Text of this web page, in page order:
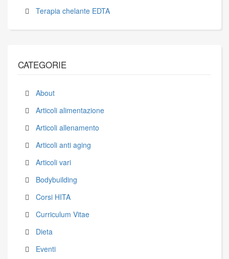
Terapia chelante EDTA
CATEGORIE
About
Articoli alimentazione
Articoli allenamento
Articoli anti aging
Articoli vari
Bodybuilding
Corsi HITA
Curriculum Vitae
Dieta
Eventi